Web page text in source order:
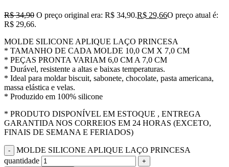
R$34,90 O preço original era: R$ 34,90.R$ 29,66O preço atual é:
R$ 29,66.
MOLDE SILICONE APLIQUE LAÇO PRINCESA
* TAMANHO DE CADA MOLDE 10,0 CM X 7,0 CM
* PEÇAS PRONTA VARIAM 6,0 CM A 7,0 CM
* Durável, resistente a altas e baixas temperaturas.
* Ideal para moldar biscuit, sabonete, chocolate, pasta americana,
massa elástica e velas.
* Produzido em 100% silicone
* PRODUTO DISPONÍVEL EM ESTOQUE , ENTREGA
GARANTIDA NOS CORREIOS EM 24 HORAS (EXCETO,
FINAIS DE SEMANA E FERIADOS)
MOLDE SILICONE APLIQUE LAÇO PRINCESA
quantidade